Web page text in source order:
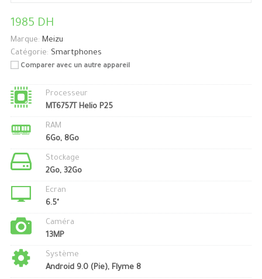
1985 DH
Marque: Meizu
Catégorie: Smartphones
Comparer avec un autre appareil
Processeur
MT6757T Helio P25
RAM
6Go, 8Go
Stockage
2Go, 32Go
Ecran
6.5"
Caméra
13MP
Système
Android 9.0 (Pie), Flyme 8